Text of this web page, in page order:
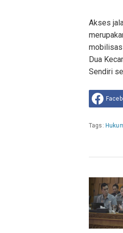
Akses
Dua
Sendiri
Tags: